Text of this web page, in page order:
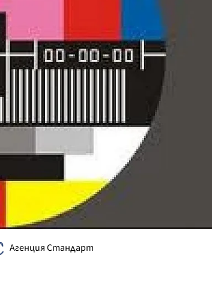
ВЯРА
ОБЯВИ
ВОЙНАТА В
ВРЕМЕТО
Агенция Стандарт